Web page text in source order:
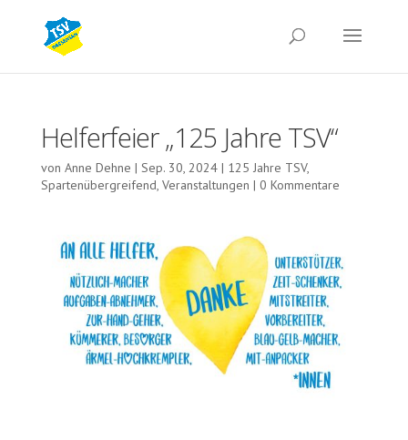
Helferfeier „125 Jahre TSV“
von Anne Dehne | Sep. 30, 2024| 125 Jahre TSV,
Spartenübergreifend, Veranstaltungen | 0 Kommentare